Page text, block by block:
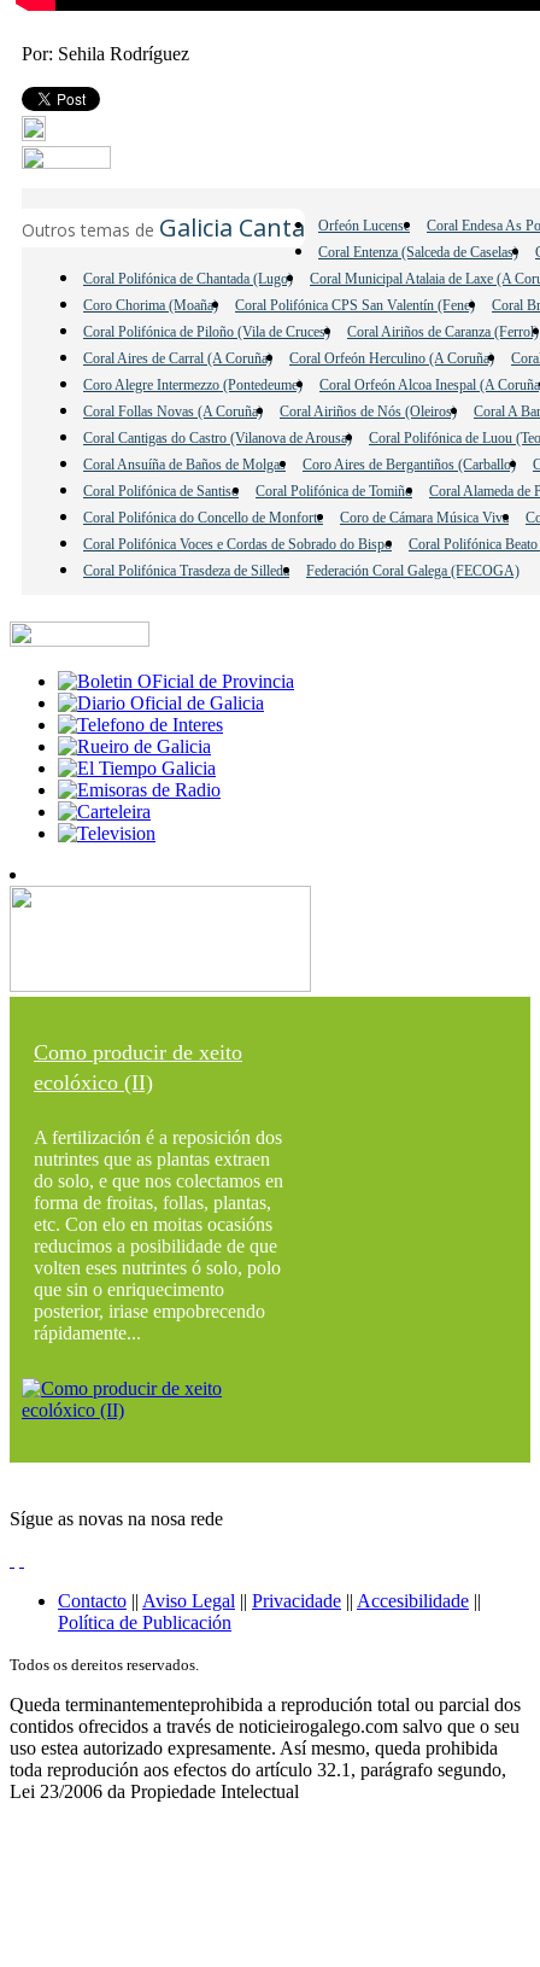
Por: Sehila Rodríguez
Outros temas de Galicia Canta Orfeón Lucense
Coral Endesa As
Coral Entenza (Salceda de Caselas)
Coral Polifónica de Chantada (Lugo)
Coral Municipal Atalaia de Laxe (A
Coro Chorima (Moaña)
Coral Polifónica CPS San Valentín (Fene)
Coral
Coral Polifónica de Piloño (Vila de Cruces)
Coral Airiños de Caranza (Ferrol)
Coral Aires de Carral (A Coruña)
Coral Orfeón Herculino (A Coruña)
Coro Alegre Intermezzo (Pontedeume)
Coral Orfeón Alcoa Inespal (A
Coral Follas Novas (A Coruña)
Coral Airiños de Nós (Oleiros)
Coral A
Coral Cantigas do Castro (Vilanova de Arousa)
Coral Polifónica de Luou
Coral Ansuíña de Baños de Molgas
Coro Aires de Bergantiños (Carballo)
Coral Polifónica de Santiso
Coral Polifónica de Tomiño
Coral Alameda de
Coral Polifónica do Concello de Monforte
Coro de Cámara Música Viva
Coral Polifónica Voces e Cordas de Sobrado do Bispo
Coral Polifónica
Coral Polifónica Trasdeza de Silleda
Federación Coral Galega (FECOGA)
Como producir de xeito
ecolóxico (II)
A fertilización é a reposición dos
nutrintes que as plantas extraen
do solo, e que nos colectamos en
forma de froitas, follas, plantas,
etc. Con elo en moitas ocasións
reducimos a posibilidade de que
volten eses nutrintes ó solo, polo
que sin o enriquecimento
posterior, iriase empobrecendo
rápidamente...
Sígue as novas na nosa rede
Contacto || Aviso Legal || Privacidade || Accesibilidade ||
Política de Publicación
Todos os dereitos reservados.
Queda terminantementeprohibida a reprodución total ou parcial dos
contidos ofrecidos a través de noticieirogalego.com salvo que o seu
uso estea autorizado expresamente. Así mesmo, queda prohibida
toda reprodución aos efectos do artículo 32.1, parágrafo segundo,
Lei 23/2006 da Propiedade Intelectual